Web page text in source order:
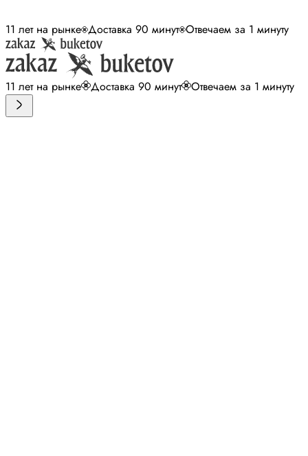
11 лет на рынке Доставка 90 минут Отвечаем за 1 минуту
11 лет на рынке Доставка 90 минут Отвечаем за 1 минуту